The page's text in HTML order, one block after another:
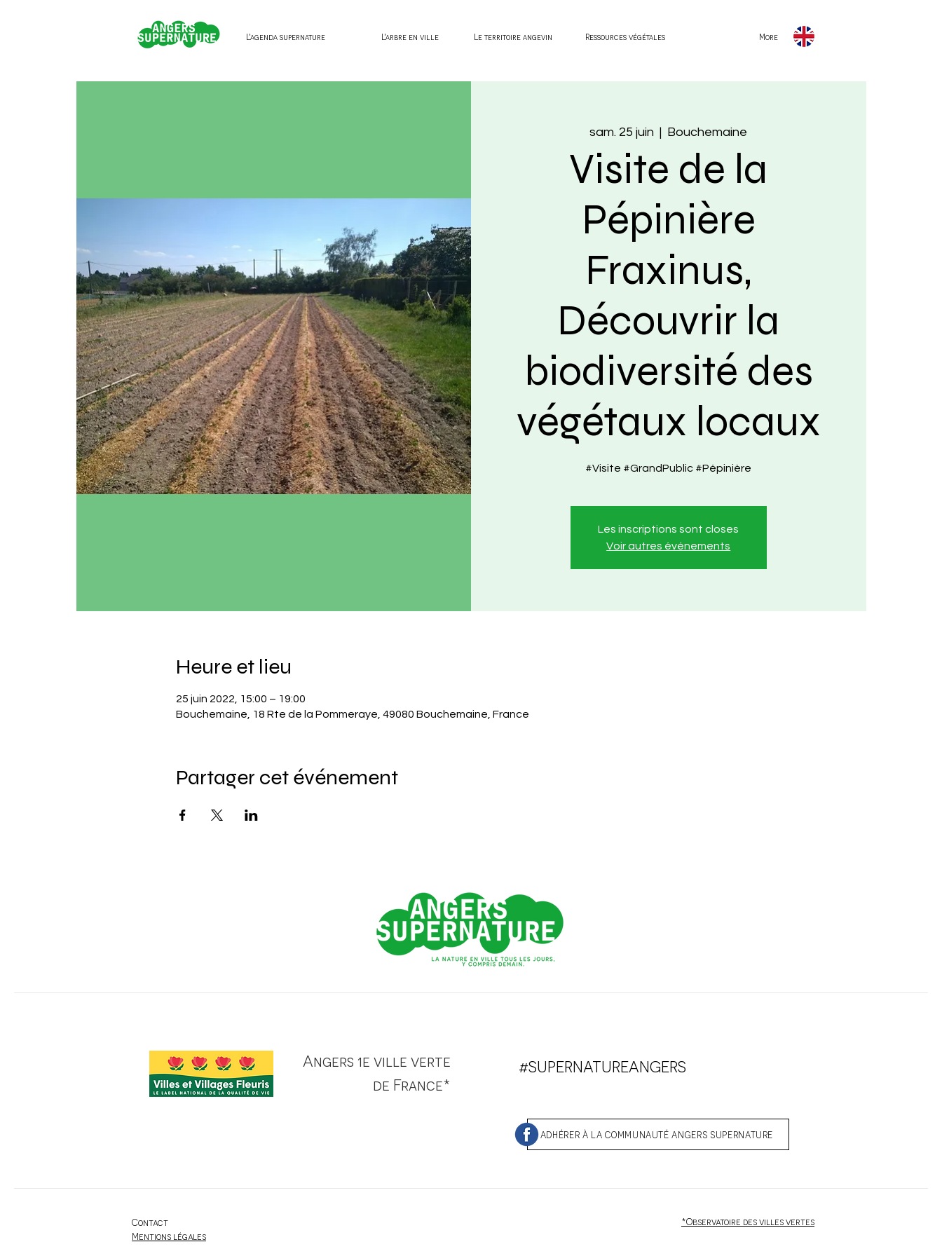
L'agenda supernature L'arbre en ville Le territoire angevin Ressources végétales More
sam. 25 juin
  |
Bouchemaine
Visite de la
Pépinière
Fraxinus,
Découvrir la
biodiversité des
végétaux locaux
#Visite #GrandPublic #Pépinière
Les inscriptions sont closes
Voir autres événements
Heure et lieu
25 juin 2022, 15:00 – 19:00
Bouchemaine, 18 Rte de la Pommeraye, 49080 Bouchemaine, France
Partager cet événement
Angers 1e ville verte
de France*
#SUPERNATUREANGERS
ADHÉRER À LA COMMUNAUTÉ ANGERS SUPERNATURE
Contact
Mentions légales
*Observatoire des villes vertes